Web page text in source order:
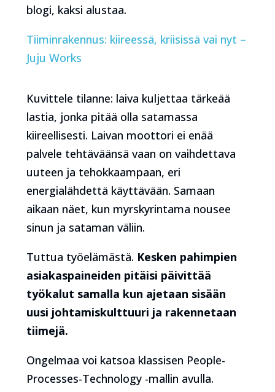
blogi, kaksi alustaa.
Tiiminrakennus: kiireessä, kriisissä vai nyt –
Juju Works
Kuvittele tilanne: laiva kuljettaa tärkeää
lastia, jonka pitää olla satamassa
kiireellisesti. Laivan moottori ei enää
palvele tehtäväänsä vaan on vaihdettava
uuteen ja tehokkaampaan, eri
energialähdettä käyttävään. Samaan
aikaan näet, kun myrskyrintama nousee
sinun ja sataman väliin.
Tuttua työelämästä. Kesken pahimpien
asiakaspaineiden pitäisi päivittää
työkalut samalla kun ajetaan sisään
uusi johtamiskulttuuri ja rakennetaan
tiimejä.
Ongelmaa voi katsoa klassisen People-
Processes-Technology -mallin avulla.